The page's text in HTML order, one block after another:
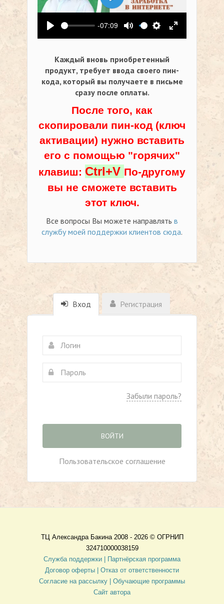
Воспроизвести
-07:09
Выключить звук
Настройки
На весь
Воспроизвести
Каждый вновь приобретенный
продукт, требует ввода своего пин-
кода, который вы получаете в письме
сразу после оплаты.
После того, как
скопировали пин-код (ключ
активации) нужно вставить
его с помощью "горячих"
клавиш: Ctrl+V По-другому
вы не сможете вставить
этот ключ.
Все вопросы Вы можете направлять в
службу моей поддержки клиентов сюда.
Вход Регистрация
Забыли пароль?
ВОЙТИ
Пользовательское соглашение
ТЦ Александра Бакина 2008 - 2026 © ОГРНИП
324710000038159
Служба поддержки |
Партнёрская программа
Договор оферты
| Отказ от ответственности
Согласие на рассылку | Обучающие программы
Сайт автора